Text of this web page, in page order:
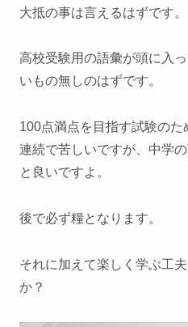
大抵の事は言えるはずです。
高校受験用の語彙が頭に入
いもの無しのはずです。
100点満点を目指す試験の
連続で苦しいですが、中学
と良いですよ。
後で必ず糧となります。
それに加えて楽しく学ぶ工
か？